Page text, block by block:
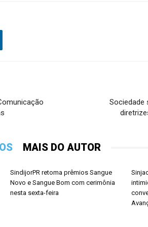
Sociedade
MAIS DO AUTOR
SindijorPR retoma prêmios Sangue
Novo e Sangue Bom com cerimônia
nesta sexta-feira